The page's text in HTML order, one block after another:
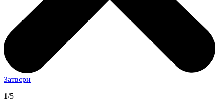
Затвори
1/5